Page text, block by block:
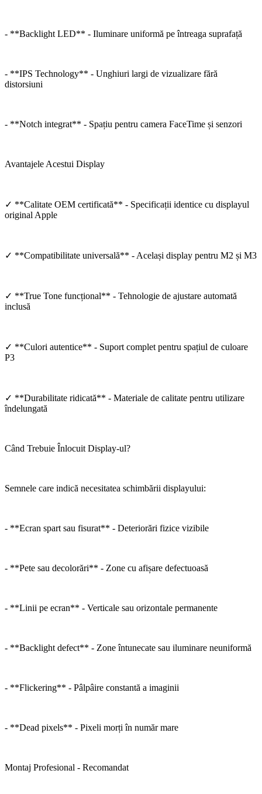
- **Backlight LED** - Iluminare uniformă pe întreaga suprafață
- **IPS Technology** - Unghiuri largi de vizualizare fără
distorsiuni
- **Notch integrat** - Spațiu pentru camera FaceTime și senzori
Avantajele Acestui Display
✓ **Calitate OEM certificată** - Specificații identice cu displayul
original Apple
✓ **Compatibilitate universală** - Același display pentru M2 și M3
✓ **True Tone funcțional** - Tehnologie de ajustare automată
inclusă
✓ **Culori autentice** - Suport complet pentru spațiul de culoare
P3
✓ **Durabilitate ridicată** - Materiale de calitate pentru utilizare
îndelungată
Când Trebuie Înlocuit Display-ul?
Semnele care indică necesitatea schimbării displayului:
- **Ecran spart sau fisurat** - Deteriorări fizice vizibile
- **Pete sau decolorări** - Zone cu afișare defectuoasă
- **Linii pe ecran** - Verticale sau orizontale permanente
- **Backlight defect** - Zone întunecate sau iluminare neuniformă
- **Flickering** - Pâlpâire constantă a imaginii
- **Dead pixels** - Pixeli morți în număr mare
Montaj Profesional - Recomandat